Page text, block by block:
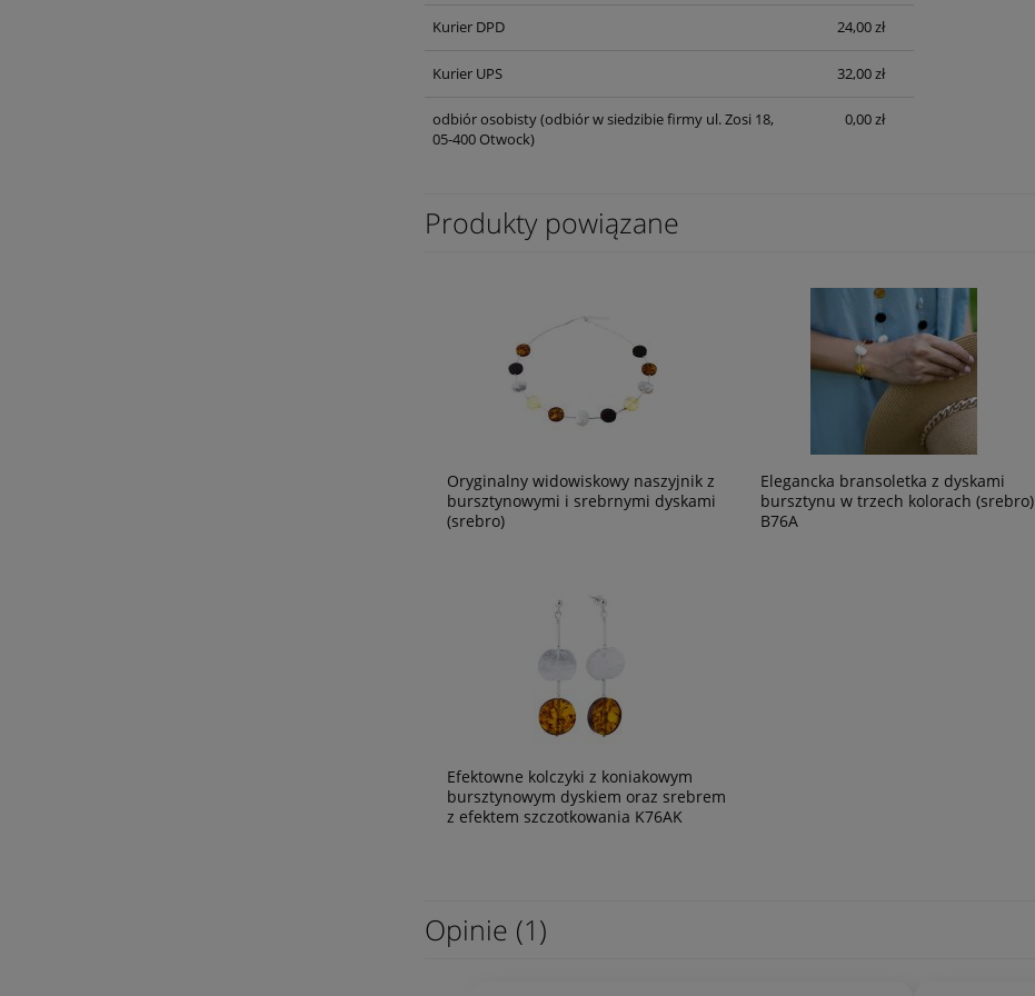
Kurier DPD 24,00 zł
Kurier UPS 32,00 zł
odbiór osobisty(odbiór w siedzibie firmy ul. Zosi 18,
05-400 Otwock)
0,00 zł
Produkty powiązane
Oryginalny widowiskowy naszyjnik z
bursztynowymi i srebrnymi dyskami
(srebro)
Elegancka bransoletka z dyskami
bursztynu w trzech kolorach (srebro)
B76A
Efektowne kolczyki z koniakowym
bursztynowym dyskiem oraz srebrem
z efektem szczotkowania K76AK
Opinie (1)